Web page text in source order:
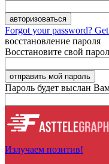
Forgot your password?
восстановление пароля
Восстановите свой
Пароль будет выслан
Излучаем позитив!